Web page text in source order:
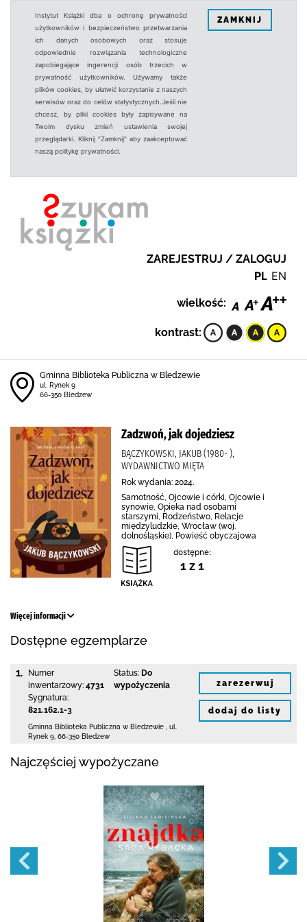
Instytut Książki dba o ochronę prywatności
użytkowników i bezpieczeństwo przetwarzania
ich danych osobowych oraz stosuje
odpowiednie rozwiązania technologiczne
zapobiegające ingerencji osób trzecich w
prywatność użytkowników. Używamy także
plików cookies, by ułatwić korzystanie z naszych
serwisów oraz do celów statystycznych.Jeśli nie
chcesz, by pliki cookies były zapisywane na
Twoim dysku zmień ustawienia swojej
przeglądarki. Kliknij "Zamknij" aby zaakceptować
naszą politykę prywatności.
ZAMKNIJ
ZAREJESTRUJ / ZALOGUJ
PL EN
wielkość:
kontrast:
Gminna Biblioteka Publiczna w Bledzewie
ul. Rynek 9
66-350 Bledzew
Zadzwoń, jak dojedziesz
BĄCZYKOWSKI, JAKUB (1980- ),
WYDAWNICTWO MIĘTA
Rok wydania: 2024.
Samotność, Ojcowie i córki, Ojcowie i
synowie, Opieka nad osobami
starszymi, Rodzeństwo, Relacje
międzyludzkie, Wrocław (woj.
dolnośląskie), Powieść obyczajowa
dostępne:
1 z 1
Więcej informacji
Dostępne egzemplarze
1.
Numer
inwentarzowy: 4731
Sygnatura:
821.162.1-3
Status: Do
wypożyczenia
Gminna Biblioteka Publiczna w Bledzewie
ul.
Rynek 9 66-350 Bledzew
zarezerwuj
dodaj do listy
Najczęściej wypożyczane